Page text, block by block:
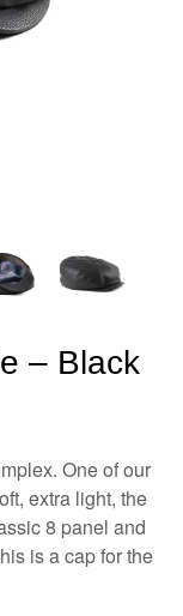
– Black
One of our
extra light, the
8 panel and
is a cap for the